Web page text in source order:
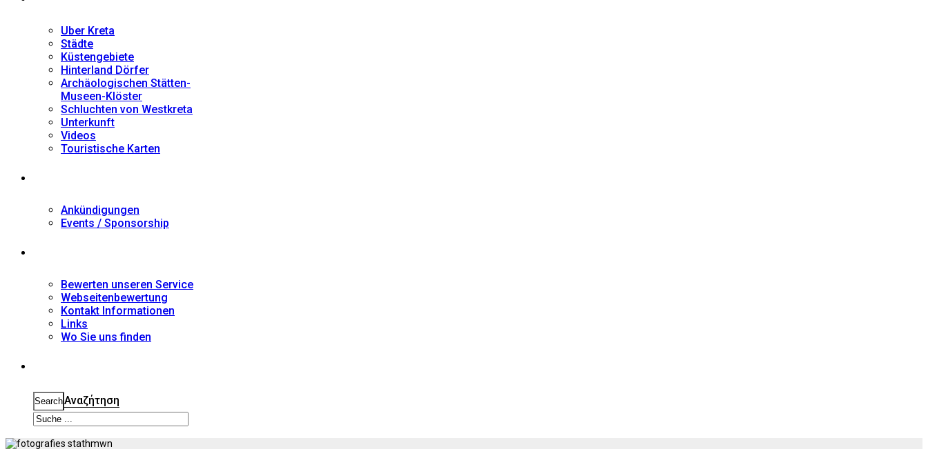
Uber Kreta
Städte
Küstengebiete
Hinterland Dörfer
Archäologischen Stätten-
Museen-Klöster
Schluchten von Westkreta
Unterkunft
Videos
Touristische Karten
Ankündigungen
Events / Sponsorship
Bewerten unseren Service
Webseitenbewertung
Kontakt Informationen
Links
Wo Sie uns finden
SearchΑναζήτηση